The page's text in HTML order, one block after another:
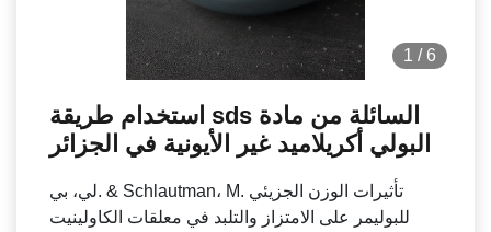
1 / 6
استخدام طريقة sds السائلة من مادة
البولي أكريلاميد غير الأيونية في الجزائر
لي، بي. & Schlautman، M. تأثيرات الوزن الجزيئي
للبوليمر على الامتزاز والتلبد في معلقات الكاولينيت